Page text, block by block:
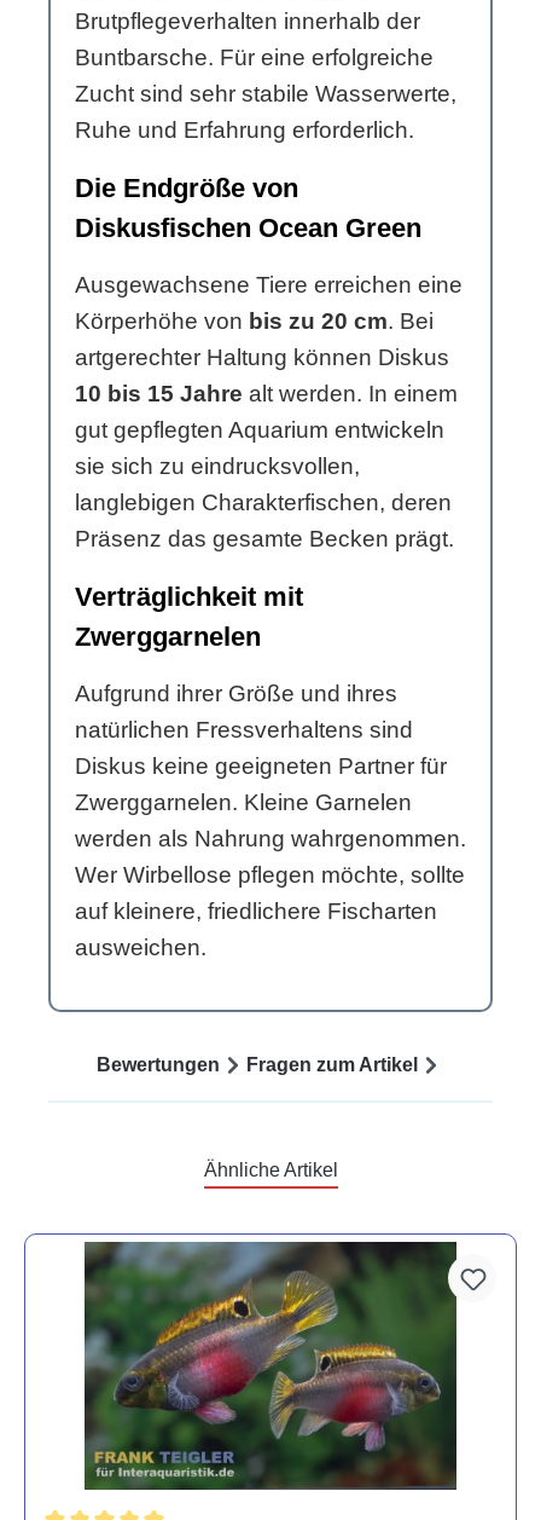
Brutpflegeverhalten innerhalb der
Buntbarsche. Für eine erfolgreiche
Zucht sind sehr stabile Wasserwerte,
Ruhe und Erfahrung erforderlich.
Die Endgröße von
Diskusfischen Ocean Green
Ausgewachsene Tiere erreichen eine
Körperhöhe von bis zu 20 cm. Bei
artgerechter Haltung können Diskus
10 bis 15 Jahre alt werden. In einem
gut gepflegten Aquarium entwickeln
sie sich zu eindrucksvollen,
langlebigen Charakterfischen, deren
Präsenz das gesamte Becken prägt.
Verträglichkeit mit
Zwerggarnelen
Aufgrund ihrer Größe und ihres
natürlichen Fressverhaltens sind
Diskus keine geeigneten Partner für
Zwerggarnelen. Kleine Garnelen
werden als Nahrung wahrgenommen.
Wer Wirbellose pflegen möchte, sollte
auf kleinere, friedlichere Fischarten
ausweichen.
Bewertungen Fragen zum Artikel
Ähnliche Artikel